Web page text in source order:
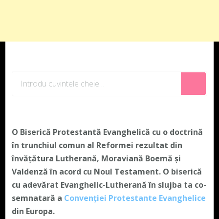
ceva?
O Biserică Protestantă Evanghelică cu o doctrină
în trunchiul comun al Reformei rezultat din
învățătura Lutherană, Moraviană Boemă și
Valdenză în acord cu Noul Testament. O biserică
cu adevărat Evanghelic-Lutherană în slujba ta co-
semnatară a Convenției Protestante Evanghelice
din Europa.